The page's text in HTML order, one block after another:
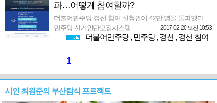
파…어떻게 참여할까?
더불어민주당 경선 참여 신청인이 42만 명을 돌파했다.
민주당 선거인단모집시스템 ...
2017-02-20 오전 10:53
더불어민주당, 민주당, 경선 , 경선 참여
1
시인 최원준의 부산탐식 프로젝트